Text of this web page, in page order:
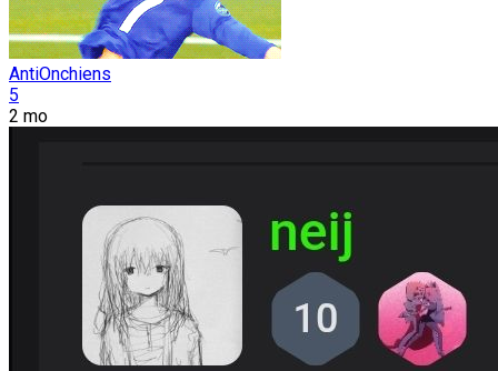
AntiOnchiens
5
2 mo